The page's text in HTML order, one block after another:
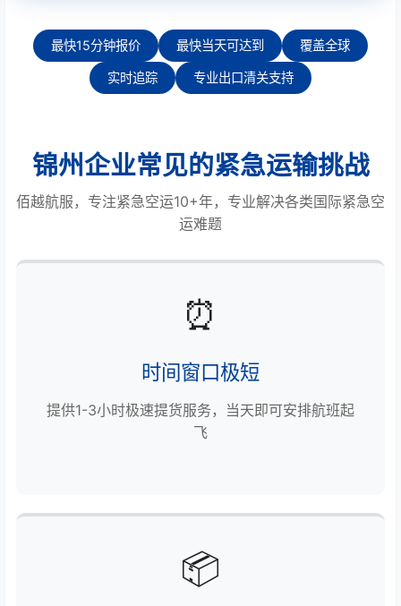
最快15分钟报价 最快当天可达到 覆盖全球
实时追踪 专业出口清关支持
锦州企业常见的紧急运输挑战
佰越航服，专注紧急空运10+年，专业解决各类国际紧急空
运难题
⏰
时间窗口极短
提供1-3小时极速提货服务，当天即可安排航班起
飞
📦